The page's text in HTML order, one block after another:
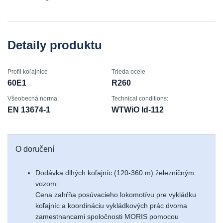
Detaily produktu
Profil koľajnice
60E1
Trieda ocele
R260
Všeobecná norma:
EN 13674-1
Technical conditions:
WTWiO Id-112
O doručení
Dodávka dlhých koľajníc (120-360 m) železničným
vozom:
Cena zahŕňa posúvacieho lokomotívu pre vykládku
koľajníc a koordináciu vykládkových prác dvoma
zamestnancami spoločnosti MORIS pomocou